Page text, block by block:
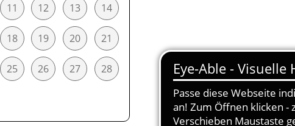
11 12 13 14
18 19 20 21
25 26 27 28